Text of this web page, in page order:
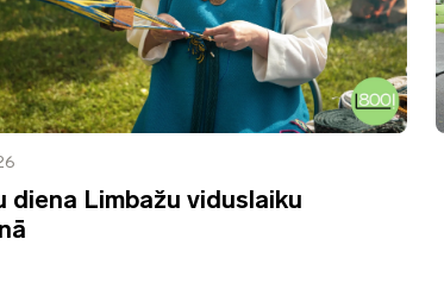
diena Limbažu viduslaiku